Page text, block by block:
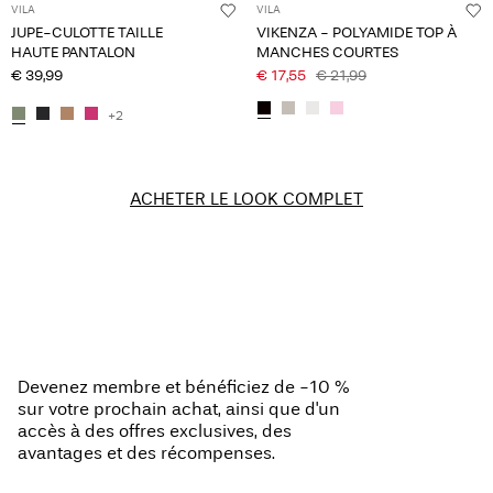
VILA
JUPE-CULOTTE TAILLE
HAUTE PANTALON
€ 39,99
+2
VILA
VIKENZA - POLYAMIDE TOP À
MANCHES COURTES
€ 17,55 € 21,99
ACHETER LE LOOK COMPLET
Devenez membre et bénéficiez de -10 %
sur votre prochain achat, ainsi que d'un
accès à des offres exclusives, des
avantages et des récompenses.